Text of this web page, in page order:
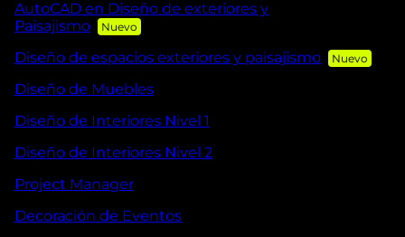
AutoCAD en Diseño de exteriores y
Paisajismo
Diseño de espacios exteriores y paisajismo
Diseño de Muebles
Diseño de Interiores Nivel 1
Diseño de Interiores Nivel 2
Project Manager
Decoración de Eventos